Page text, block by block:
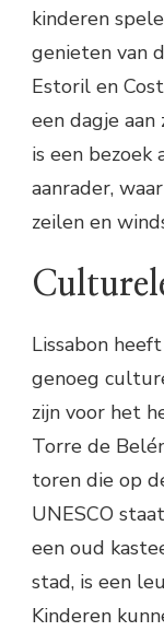
kinderen
genieten van
Estoril en
een dagje
is een bezoek
aanrader,
zeilen en
Lissabon
genoeg
zijn voor het
Torre de
toren die op
UNESCO
een oud
stad, is een
Kinderen